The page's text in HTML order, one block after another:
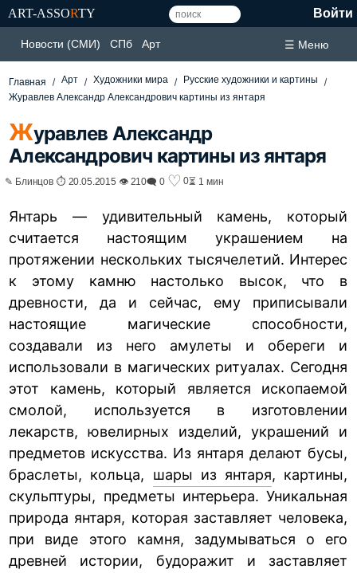
ART-ASSORTY Войти
Новости (СМИ) СПб Арт ☰ Меню
Главная Арт Художники мира
Русские художники и картины
Журавлев Александр Александрович картины из янтаря
Журавлев Александр
Александрович картины из янтаря
✎ Блинцов ⏱ 20.05.2015 👁 210🗨 0 ♡ 0⏳ 1 мин
Янтарь — удивительный камень, который
считается настоящим украшением на
протяжении нескольких тысячелетий. Интерес
к этому камню настолько высок, что в
древности, да и сейчас, ему приписывали
настоящие магические способности,
создавали из него амулеты и обереги и
использовали в магических ритуалах. Сегодня
этот камень, который является ископаемой
смолой, используется в изготовлении
лекарств, ювелирных изделий, украшений и
предметов искусства. Из янтаря делают бусы,
браслеты, кольца, шары из янтаря, картины,
скульптуры, предметы интерьера. Уникальная
природа янтаря, которая заставляет человека,
при виде этого камня, задумываться о его
древней истории, будоражит и заставляет